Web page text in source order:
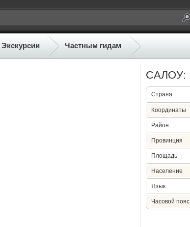
Экскурсии Частным гидам
САЛОУ:
Страна
Координаты
Район
Провинция
Площадь
Население
Язык
Часовой пояс